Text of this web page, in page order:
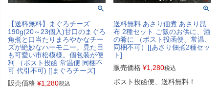
【送料無料】まぐろチーズ
190g(20～23個入)甘口のまぐろ
角煮と口当たりまろやかなチー
ズが絶妙なハーモニー。見た目
も可愛い市松模様。個包装が便
利 （ポスト投函 常温便 同梱不
可 代引不可) [[まぐろチーズ]
販売価格 ¥1,280税込
送料無料 あさり佃煮 あさり昆
布 2種セット ご飯のお供に、酒
の肴に （ポスト投函便、常温、
同梱不可）[[あさり佃煮2種セッ
ト]
販売価格 ¥1,280税込
ポスト投函便、送料無料！